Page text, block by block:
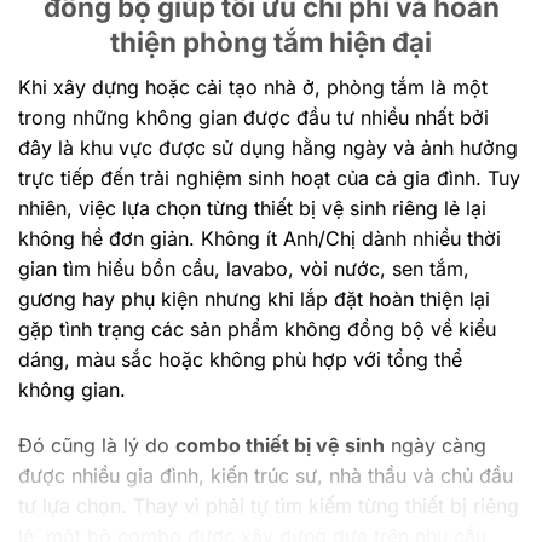
đồng bộ giúp tối ưu chi phí và hoàn
thiện phòng tắm hiện đại
Khi xây dựng hoặc cải tạo nhà ở, phòng tắm là một
trong những không gian được đầu tư nhiều nhất bởi
đây là khu vực được sử dụng hằng ngày và ảnh hưởng
trực tiếp đến trải nghiệm sinh hoạt của cả gia đình. Tuy
nhiên, việc lựa chọn từng thiết bị vệ sinh riêng lẻ lại
không hề đơn giản. Không ít Anh/Chị dành nhiều thời
gian tìm hiểu bồn cầu, lavabo, vòi nước, sen tắm,
gương hay phụ kiện nhưng khi lắp đặt hoàn thiện lại
gặp tình trạng các sản phẩm không đồng bộ về kiểu
dáng, màu sắc hoặc không phù hợp với tổng thể
không gian.
Đó cũng là lý do combo thiết bị vệ sinh ngày càng
được nhiều gia đình, kiến trúc sư, nhà thầu và chủ đầu
tư lựa chọn. Thay vì phải tự tìm kiếm từng thiết bị riêng